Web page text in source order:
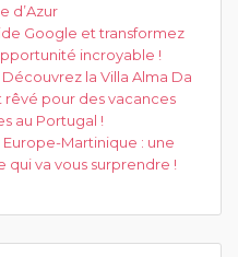
d’Azur
Google et transformez
incroyable !
la Villa Alma Da
rêvé pour des vacances
au Portugal !
Martinique : une
va vous surprendre !